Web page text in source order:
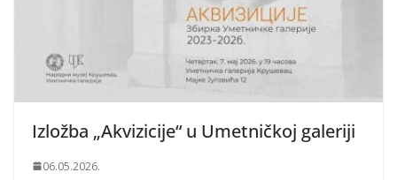
Izložba „Akvizicije“ u Umetničkoj galeriji
06.05.2026.